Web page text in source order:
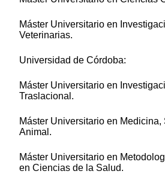
Máster Universitario en
Veterinarias.
Universidad de Córdoba:
Máster Universitario en
Traslacional.
Máster Universitario en Medicina,
Animal.
Máster Universitario en
en Ciencias de la Salud.